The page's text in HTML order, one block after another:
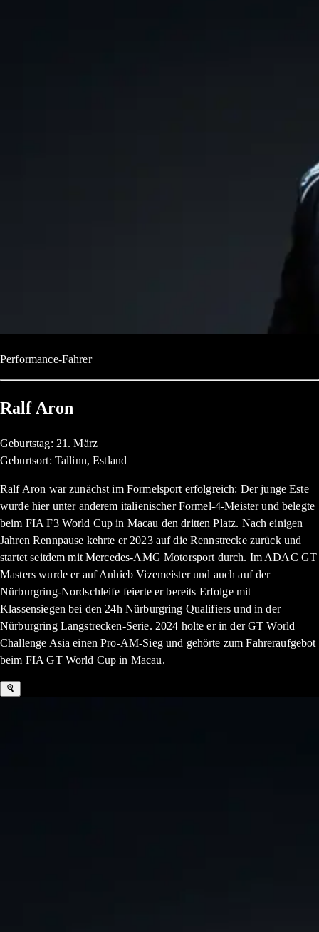
Performance-Fahrer
Ralf Aron
Geburtstag: 21. März
Geburtsort: Tallinn, Estland
Ralf Aron war zunächst im Formelsport erfolgreich: Der junge Este
wurde hier unter anderem italienischer Formel-4-Meister und belegte
beim FIA F3 World Cup in Macau den dritten Platz. Nach einigen
Jahren Rennpause kehrte er 2023 auf die Rennstrecke zurück und
startet seitdem mit Mercedes-AMG Motorsport durch. Im ADAC GT
Masters wurde er auf Anhieb Vizemeister und auch auf der
Nürburgring-Nordschleife feierte er bereits Erfolge mit
Klassensiegen bei den 24h Nürburgring Qualifiers und in der
Nürburgring Langstrecken-Serie. 2024 holte er in der GT World
Challenge Asia einen Pro-AM-Sieg und gehörte zum Fahreraufgebot
beim FIA GT World Cup in Macau.